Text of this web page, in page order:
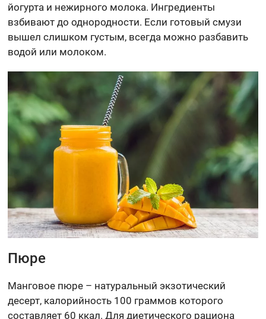
йогурта и нежирного молока. Ингредиенты
взбивают до однородности. Если готовый смузи
вышел слишком густым, всегда можно разбавить
водой или молоком.
Пюре
Манговое пюре – натуральный экзотический
десерт, калорийность 100 граммов которого
составляет 60 ккал. Для диетического рациона